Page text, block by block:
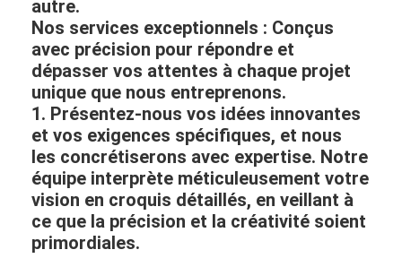
autre.
Nos services exceptionnels : Conçus
avec précision pour répondre et
dépasser vos attentes à chaque projet
unique que nous entreprenons.
1. Présentez-nous vos idées innovantes
et vos exigences spécifiques, et nous
les concrétiserons avec expertise. Notre
équipe interprète méticuleusement votre
vision en croquis détaillés, en veillant à
ce que la précision et la créativité soient
primordiales.